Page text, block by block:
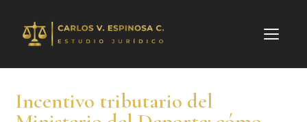
Incentivo tributario del